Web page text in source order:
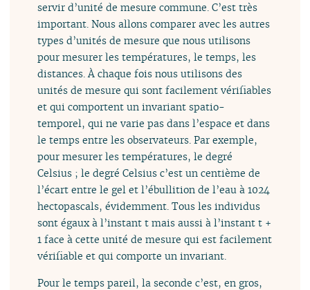
servir d’unité de mesure commune. C’est très
important. Nous allons comparer avec les autres
types d’unités de mesure que nous utilisons
pour mesurer les températures, le temps, les
distances. À chaque fois nous utilisons des
unités de mesure qui sont facilement vérifiables
et qui comportent un invariant spatio-
temporel, qui ne varie pas dans l’espace et dans
le temps entre les observateurs. Par exemple,
pour mesurer les températures, le degré
Celsius ; le degré Celsius c’est un centième de
l’écart entre le gel et l’ébullition de l’eau à 1024
hectopascals, évidemment. Tous les individus
sont égaux à l’instant t mais aussi à l’instant t +
1 face à cette unité de mesure qui est facilement
vérifiable et qui comporte un invariant.
Pour le temps pareil, la seconde c’est, en gros,